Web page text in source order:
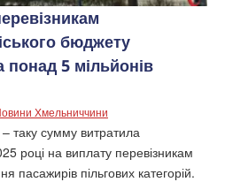
бюджету
понад 5 мільйонів
Хмельниччини
таку сумму витратила
році на виплату перевізникам
пасажирів пільгових категорій.